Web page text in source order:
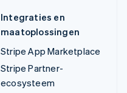
Integraties en
maatoplossingen
Stripe App Marketplace
Stripe Partner-
ecosysteem